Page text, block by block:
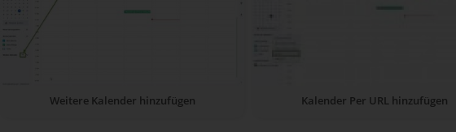
Weitere Kalender hinzufügen Kalender Per URL hinzufügen